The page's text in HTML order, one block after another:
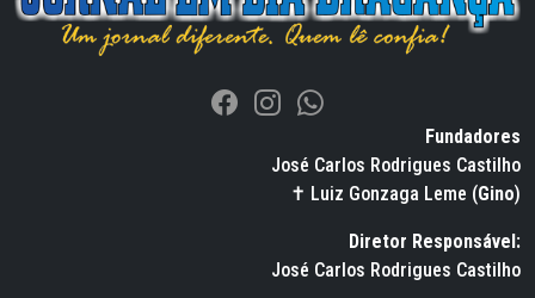
Fundadores
José Carlos Rodrigues Castilho
✝ Luiz Gonzaga Leme (Gino)
Diretor Responsável:
José Carlos Rodrigues Castilho